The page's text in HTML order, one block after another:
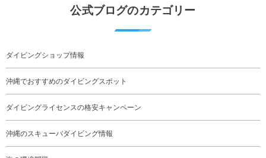
公式ブログのカテゴリー
ダイビングショップ情報
沖縄でおすすめのダイビングスポット
ダイビングライセンスの格安キャンペーン
沖縄のスキューバダイビング情報